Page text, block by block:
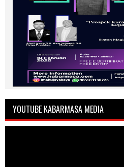
YOUTUBE KABARMASA MEDIA